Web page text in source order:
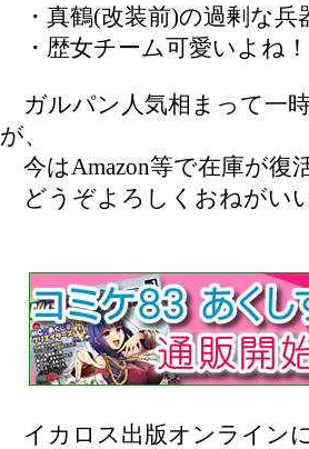
・真鶴(改装前)の過剰な兵
・歴女チーム可愛いよね！
ガルパン人気相まって一
が、
今はAmazon等で在庫が復
どうぞよろしくおねがい
イカロス出版オンライン